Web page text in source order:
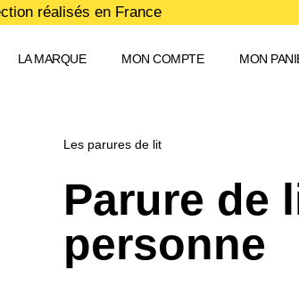
réalisés en France
LA MARQUE MON COMPTE MON
Les parures de lit
Parure de
personne